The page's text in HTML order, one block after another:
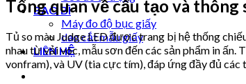
BAO BÌ
Máy đo độ bục giấy
dao cắt mẫu giấy
LIÊN HỆ
Tổng quan về cấu tạo và
Tủ so màu Judge LED được trang bị hệ thống
nhau từ vải vóc, mẫu sơn đến các sản phẩm in ấn.
vonfram), và UV (tia cực tím), đáp ứng đầy đủ các